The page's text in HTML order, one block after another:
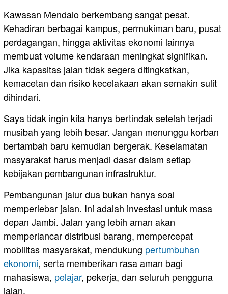
Kawasan Mendalo berkembang sangat pesat.
Kehadiran berbagai kampus, permukiman baru, pusat
perdagangan, hingga aktivitas ekonomi lainnya
membuat volume kendaraan meningkat signifikan.
Jika kapasitas jalan tidak segera ditingkatkan,
kemacetan dan risiko kecelakaan akan semakin sulit
dihindari.
Saya tidak ingin kita hanya bertindak setelah terjadi
musibah yang lebih besar. Jangan menunggu korban
bertambah baru kemudian bergerak. Keselamatan
masyarakat harus menjadi dasar dalam setiap
kebijakan pembangunan infrastruktur.
Pembangunan jalur dua bukan hanya soal
memperlebar jalan. Ini adalah investasi untuk masa
depan Jambi. Jalan yang lebih aman akan
memperlancar distribusi barang, mempercepat
mobilitas masyarakat, mendukung pertumbuhan
ekonomi, serta memberikan rasa aman bagi
mahasiswa, pelajar, pekerja, dan seluruh pengguna
jalan.